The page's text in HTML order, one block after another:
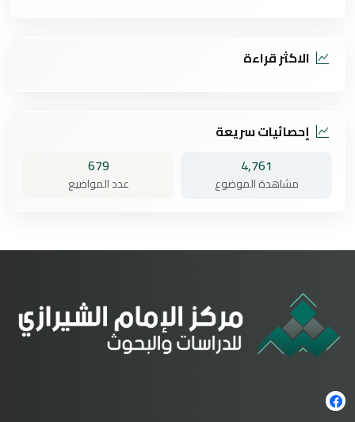
الاكثر قراءة
إحصائيات سريعة
4,761
مشاهدة الموضوع
679
عدد المواضيع